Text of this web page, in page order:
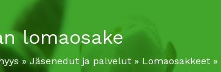
lomaosake
» Jäsenedut ja palvelut » Lomaosakkeet »